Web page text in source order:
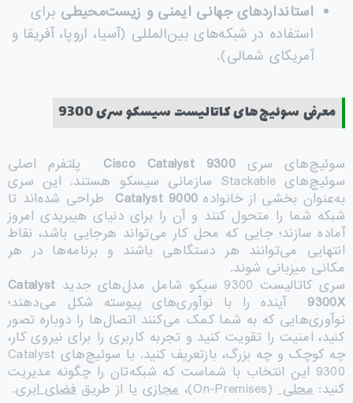
استانداردهای جهانی ایمنی و زیست‌محیطی برای
استفاده در شبکه‌های بین‌المللی (آسیا، اروپا، آفریقا و
آمریکای شمالی).
معرفی سوئیچ‌های کاتالیست سیسکو سری 9300
سوئیچ‌های سری Cisco Catalyst 9300 پلتفرم اصلی
سوئیچ‌های Stackable سازمانی سیسکو هستند. این سری
به‌عنوان بخشی از خانواده Catalyst 9000 طراحی شده‌اند تا
شبکه شما را متحول کنند و آن را برای دنیای هیبریدی امروز
آماده سازند؛ جایی که محل کار می‌تواند هرجایی باشد، نقاط
انتهایی می‌توانند هر دستگاهی باشند و برنامه‌ها در هر
مکانی میزبانی شوند.
سری کاتالیست 9300 سیکو شامل مدل‌های جدید
Catalyst
9300X آینده را با نوآوری‌های پیوسته شکل می‌دهند؛
نوآوری‌هایی که به شما کمک می‌کنند اتصال‌ها را دوباره تصور
کنید، امنیت را تقویت کنید و تجربه کاربری را برای نیروی کار،
چه کوچک و چه بزرگ، بازتعریف کنید. با سوئیچ‌های Catalyst
9300 این انتخاب با شماست که شبکه‌تان را چگونه مدیریت
کنید: محلی(On-Premises)، مجازی یا از طریقفضای ابری.